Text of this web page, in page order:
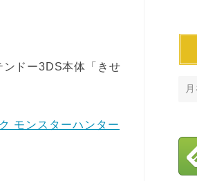
ンドー3DS本体「きせ
モンスターハンター